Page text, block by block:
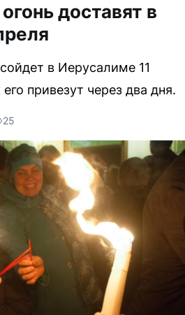
доставят в
в Иерусалиме 11
привезут через два дня.
25